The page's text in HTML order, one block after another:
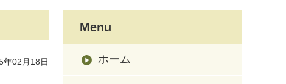
02月18日
Menu
ホーム